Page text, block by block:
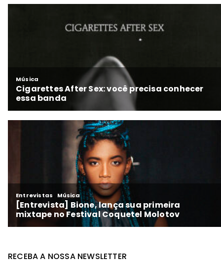
RECEBA A NOSSA NEWSLETTER